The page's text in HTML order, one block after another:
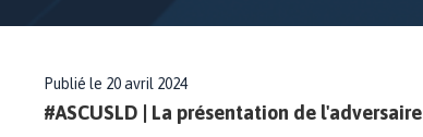
Publié le 20 avril 2024
#ASCUSLD | La présentation de l'adversaire